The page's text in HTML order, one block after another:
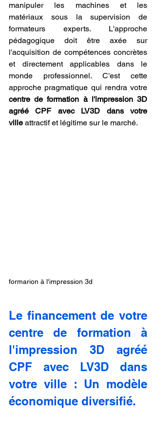
manipuler les machines et les
matériaux sous la supervision de
formateurs experts. L'approche
pédagogique doit être axée sur
l'acquisition de compétences concrètes
et directement applicables dans le
monde professionnel. C'est cette
centre de formation à l'impression 3D
agréé CPF avec LV3D dans votre
ville attractif et légitime sur le marché.
formarion à l'impression 3d
Le financement de votre
centre de formation à
l'impression 3D agréé
CPF avec LV3D dans
votre ville : Un modèle
économique diversifié.